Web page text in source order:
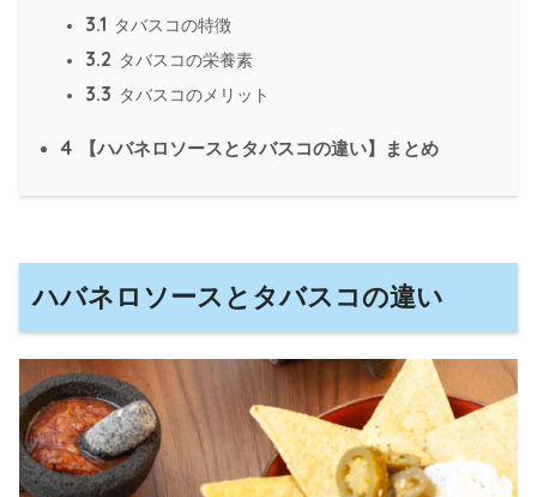
3.1 タバスコの特徴
3.2 タバスコの栄養素
3.3 タバスコのメリット
4 【ハバネロソースとタバスコの違い】まとめ
ハバネロソースとタバスコの違い